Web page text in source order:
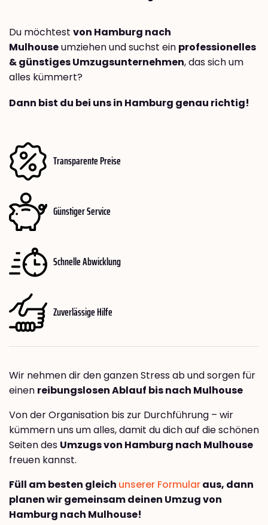
Du möchtest von Hamburg nach
Mulhouseumziehen und suchst ein professionelles
& günstiges Umzugsunternehmen, das sich um
alles kümmert?
Dann bist du bei uns in Hamburg genau richtig!
Transparente Preise
Günstiger Service
Schnelle Abwicklung
Zuverlässige Hilfe
Wir nehmen dir den ganzen Stress ab und sorgen für
einen reibungslosen Ablauf bis nach Mulhouse
Von der Organisation bis zur Durchführung – wir
kümmern uns um alles, damit du dich auf die schönen
Seiten des Umzugs von Hamburg nach Mulhouse
freuen kannst.
Füll am besten gleich unserer Formularaus, dann
planen wir gemeinsam deinen Umzug von
Hamburg nach Mulhouse!